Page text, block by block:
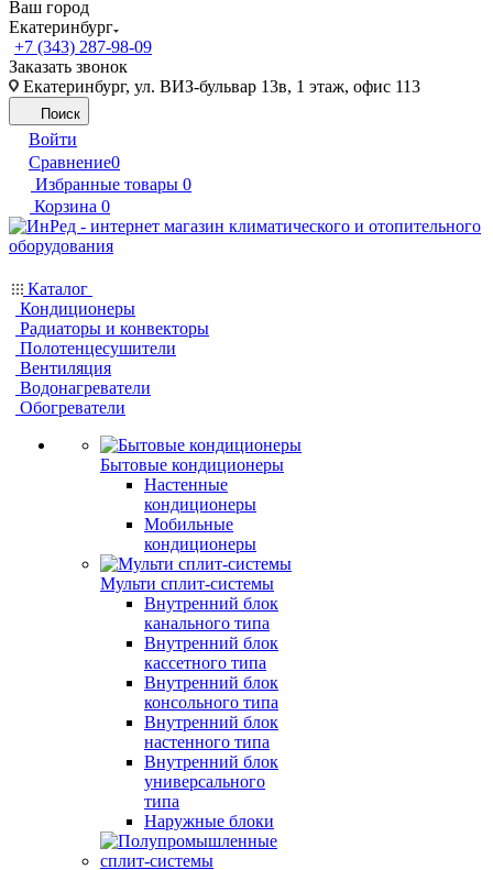
Ваш город
Екатеринбург
+7 (343) 287-98-09
Заказать звонок
Екатеринбург, ул. ВИЗ-бульвар 13в, 1 этаж, офис 113
Поиск
Войти
Сравнение0
Избранные товары 0
Корзина 0
Каталог
Кондиционеры
Радиаторы и конвекторы
Полотенцесушители
Вентиляция
Водонагреватели
Обогреватели
Бытовые кондиционеры
Настенные
кондиционеры
Мобильные
кондиционеры
Мульти сплит-системы
Внутренний блок
канального типа
Внутренний блок
кассетного типа
Внутренний блок
консольного типа
Внутренний блок
настенного типа
Внутренний блок
универсального
типа
Наружные блоки